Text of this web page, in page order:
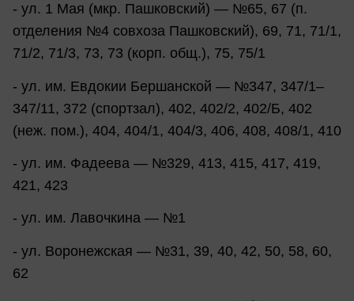
- ул. 1 Мая (мкр. Пашковский) — №65, 67 (п.
отделения №4 совхоза Пашковский), 69, 71, 71/1,
71/2, 71/3, 73, 73 (корп. общ.), 75, 75/1
- ул. им. Евдокии Бершанской — №347, 347/1–
347/11, 372 (спортзал), 402, 402/2, 402/Б, 402
(неж. пом.), 404, 404/1, 404/3, 406, 408, 408/1, 410
- ул. им. Фадеева — №329, 413, 415, 417, 419,
421, 423
- ул. им. Лавочкина — №1
- ул. Воронежская — №31, 39, 40, 42, 50, 58, 60,
62